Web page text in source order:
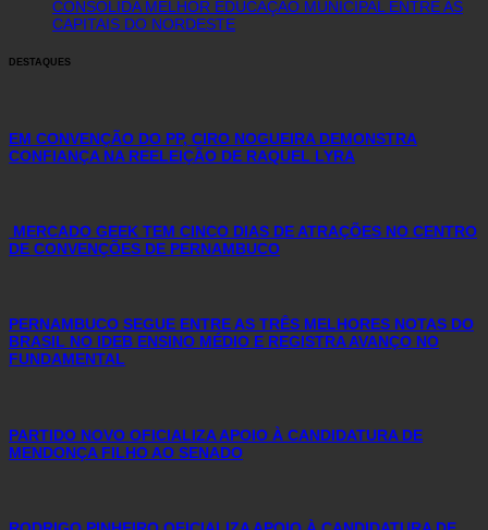
CONSOLIDA MELHOR EDUCAÇÃO MUNICIPAL ENTRE AS
CAPITAIS DO NORDESTE
DESTAQUES
EM CONVENÇÃO DO PP, CIRO NOGUEIRA DEMONSTRA
CONFIANÇA NA REELEIÇÃO DE RAQUEL LYRA
MERCADO GEEK TEM CINCO DIAS DE ATRAÇÕES NO CENTRO
DE CONVENÇÕES DE PERNAMBUCO
PERNAMBUCO SEGUE ENTRE AS TRÊS MELHORES NOTAS DO
BRASIL NO IDEB ENSINO MÉDIO E REGISTRA AVANÇO NO
FUNDAMENTAL
PARTIDO NOVO OFICIALIZA APOIO À CANDIDATURA DE
MENDONÇA FILHO AO SENADO